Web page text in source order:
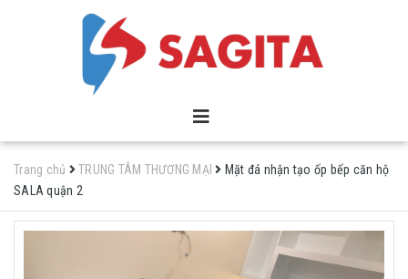
Trang chủ TRUNG TÂM THƯƠNG MẠI
Mặt đá nhận tạo ốp bếp căn hộ
SALA quận 2